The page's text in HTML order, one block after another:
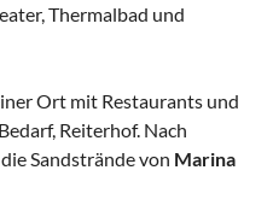
Thermalbad und
Ort mit Restaurants und
Reiterhof. Nach
Sandstrände von Marina